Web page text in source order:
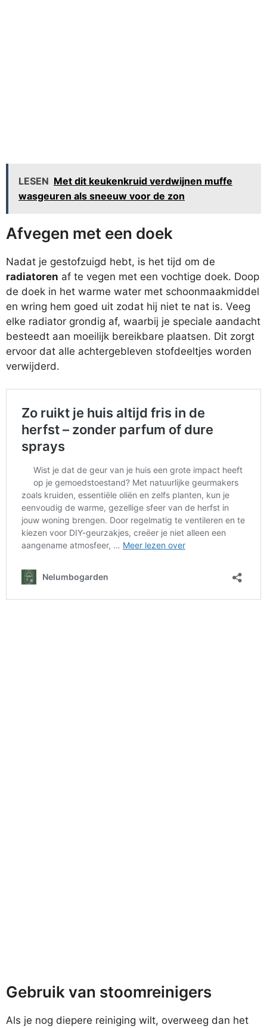
LESEN Met dit keukenkruid verdwijnen muffe
wasgeuren als sneeuw voor de zon
Afvegen met een doek
Nadat je gestofzuigd hebt, is het tijd om de
radiatoren af te vegen met een vochtige doek. Doop
de doek in het warme water met schoonmaakmiddel
en wring hem goed uit zodat hij niet te nat is. Veeg
elke radiator grondig af, waarbij je speciale aandacht
besteedt aan moeilijk bereikbare plaatsen. Dit zorgt
ervoor dat alle achtergebleven stofdeeltjes worden
verwijderd.
Gebruik van stoomreinigers
Als je nog diepere reiniging wilt, overweeg dan het